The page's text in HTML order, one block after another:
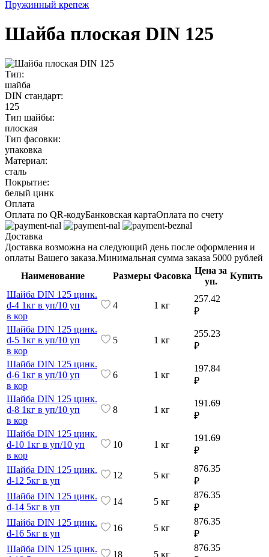
Пружинный крепеж
Шайба плоская DIN 125
Тип:
шайба
DIN стандарт:
125
Тип шайбы:
плоская
Тип фасовки:
упаковка
Материал:
сталь
Покрытие:
белый цинк
Оплата
Оплата по QR-кодуБанковская картаОплата по счету
Доставка
Доставка возможна на следующий день после оформления и
оплаты Вашего заказа.Минимальная сумма заказа 5000 рублей
Наименование
Размеры Фасовка
Цена за
уп.
Купить
Шайба DIN 125 цинк.
d-4 1кг в уп/10 уп
в кор
4 1 кг
257.42
₽
Шайба DIN 125 цинк.
d-5 1кг в уп/10 уп
в кор
5 1 кг
255.23
₽
Шайба DIN 125 цинк.
d-6 1кг в уп/10 уп
в кор
6 1 кг
197.84
₽
Шайба DIN 125 цинк.
d-8 1кг в уп/10 уп
в кор
8 1 кг
191.69
₽
Шайба DIN 125 цинк.
d-10 1кг в уп/10 уп
в кор
10 1 кг
191.69
₽
Шайба DIN 125 цинк.
d-12 5кг в уп
12 5 кг
876.35
₽
Шайба DIN 125 цинк.
d-14 5кг в уп
14 5 кг
876.35
₽
Шайба DIN 125 цинк.
d-16 5кг в уп
16 5 кг
876.35
₽
Шайба DIN 125 цинк.
18 5 кг
876.35